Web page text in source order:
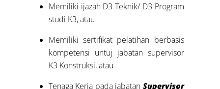
Memiliki ijazah D3 Teknik/ D3 Program
studi K3, atau
Memiliki sertifikat pelatihan berbasis
kompetensi untuj jabatan supervisor
K3 Konstruksi, atau
Tenaga Kerja pada jabatan Supervisor